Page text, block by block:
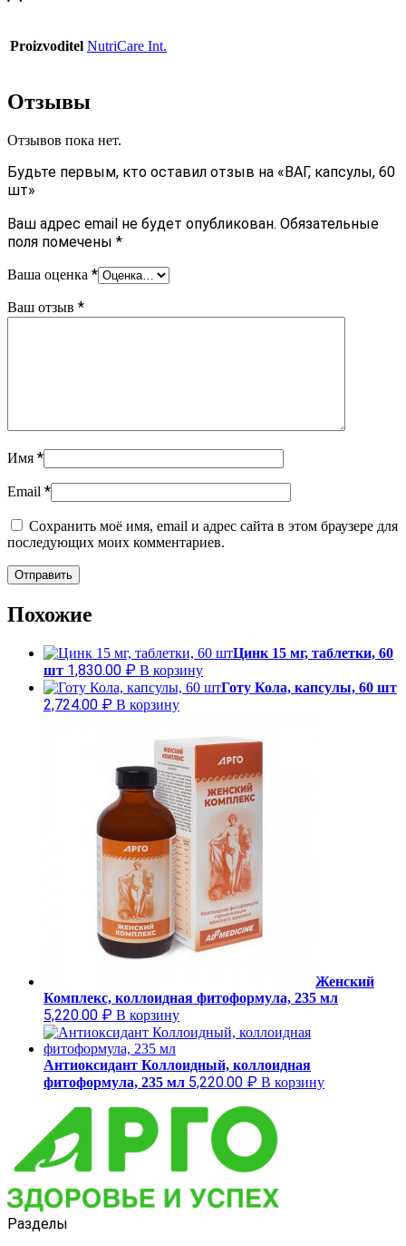
Proizvoditel NutriCare Int.
Отзывы
Отзывов пока нет.
Будьте первым, кто оставил отзыв на «ВАГ, капсулы, 60
шт»
Ваш адрес email не будет опубликован. Обязательные
поля помечены *
Ваша оценка *
Ваш отзыв *
Имя *
Email *
Сохранить моё имя, email и адрес сайта в этом браузере для
последующих моих комментариев.
Похожие
Цинк 15 мг, таблетки, 60
шт 1,830.00 ₽ В корзину
Готу Кола, капсулы, 60 шт
2,724.00 ₽ В корзину
Женский
Комплекс, коллоидная фитоформула, 235 мл
5,220.00 ₽ В корзину
Антиоксидант Коллоидный, коллоидная
фитоформула, 235 мл 5,220.00 ₽ В корзину
Разделы